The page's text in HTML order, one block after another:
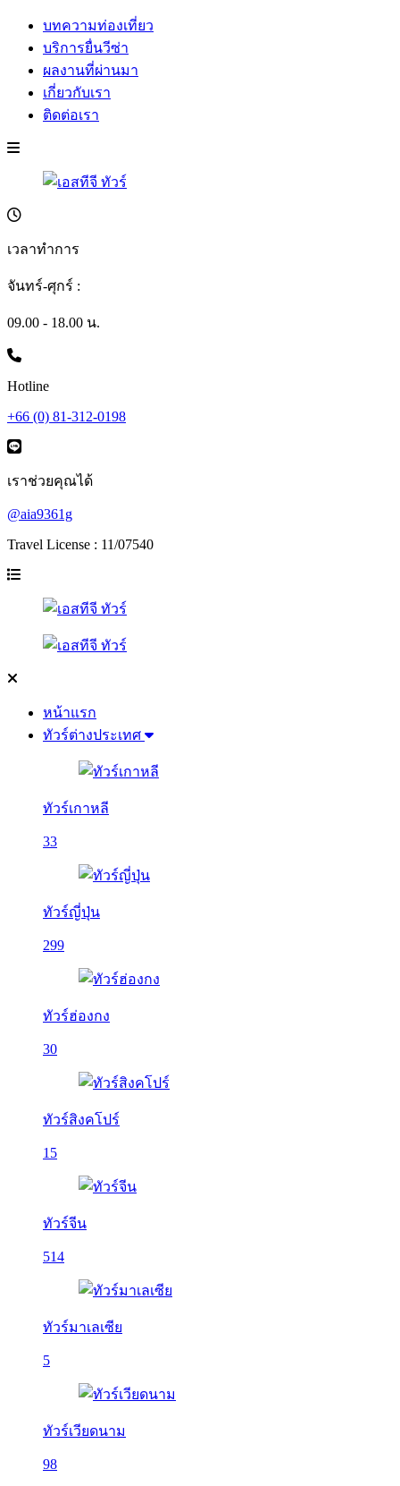
บทความท่องเที่ยว
บริการยื่นวีซ่า
ผลงานที่ผ่านมา
เกี่ยวกับเรา
ติดต่อเรา
เวลาทำการ
จันทร์-ศุกร์ :
09.00 - 18.00 น.
Hotline
+66 (0) 81-312-0198
เราช่วยคุณได้
@aia9361g
Travel License : 11/07540
หน้าแรก
ทัวร์ต่างประเทศ
ทัวร์เกาหลี
33
ทัวร์ญี่ปุ่น
299
ทัวร์ฮ่องกง
30
ทัวร์สิงคโปร์
15
ทัวร์จีน
514
ทัวร์มาเลเซีย
5
ทัวร์เวียดนาม
98